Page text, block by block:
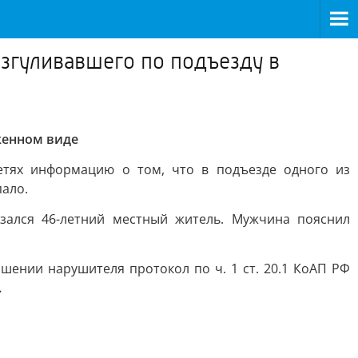
по подъезду в
виде
информацию о том, что в подъезде одного из
46-летний местный житель. Мужчина пояснил
нарушителя протокол по ч. 1 ст. 20.1 КоАП РФ